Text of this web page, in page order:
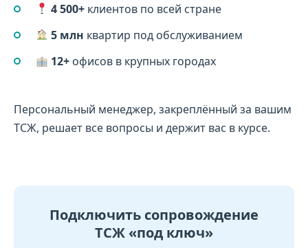
4 500+ клиентов по всей стране
5 млн квартир под обслуживанием
12+ офисов в крупных городах
Персональный менеджер, закреплённый за вашим
ТСЖ, решает все вопросы и держит вас в курсе.
Подключить сопровождение
ТСЖ «под ключ»